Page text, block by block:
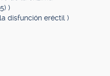
)
disfunción eréctil )